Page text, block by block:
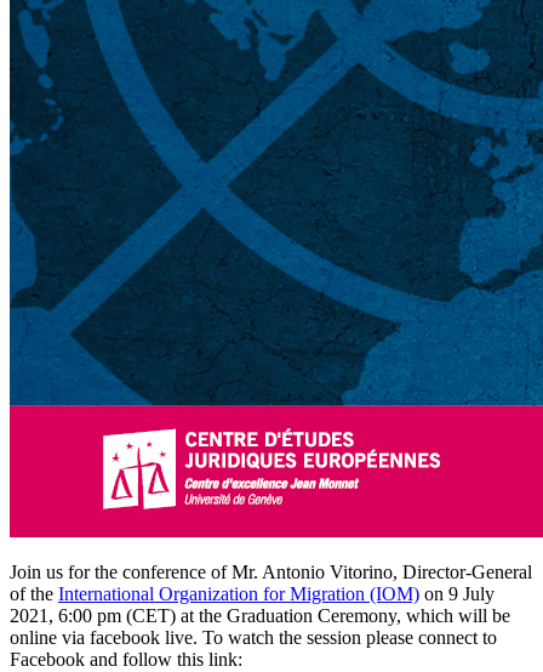
Join us for the conference of Mr. Antonio Vitorino, Director-General
of the International Organization for Migration (IOM) on 9 July
2021, 6:00 pm (CET) at the Graduation Ceremony, which will be
online via facebook live. To watch the session please connect to
Facebook and follow this link: